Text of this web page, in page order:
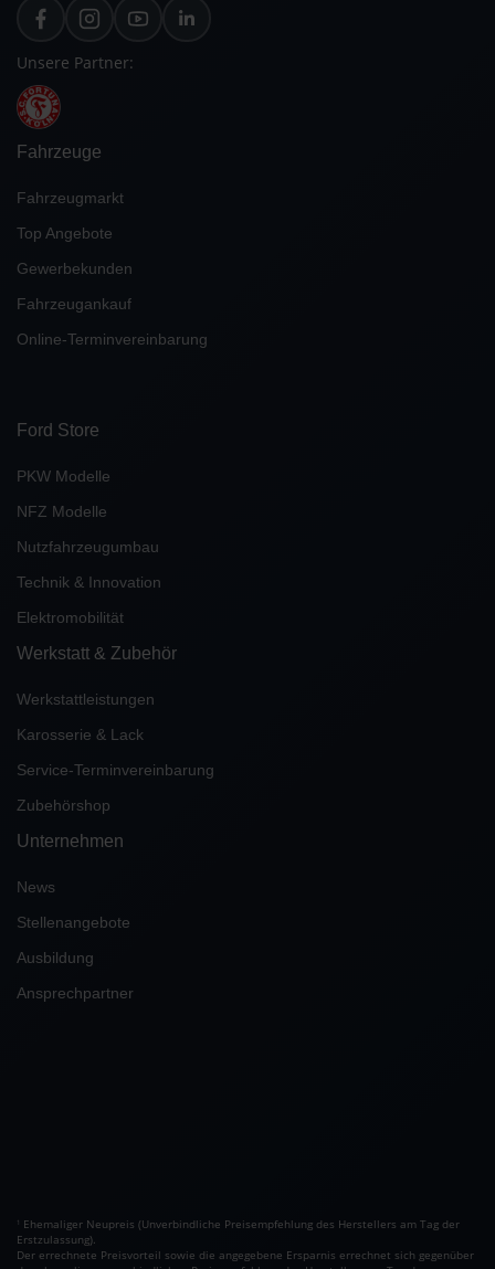
Unsere Partner:
Fahrzeuge
Fahrzeugmarkt
Top Angebote
Gewerbekunden
Fahrzeugankauf
Online-Terminvereinbarung
Ford Store
PKW Modelle
NFZ Modelle
Nutzfahrzeugumbau
Technik & Innovation
Elektromobilität
Werkstatt & Zubehör
Werkstattleistungen
Karosserie & Lack
Service-Terminvereinbarung
Zubehörshop
Unternehmen
News
Stellenangebote
Ausbildung
Ansprechpartner
1 Ehemaliger Neupreis (Unverbindliche Preisempfehlung des Herstellers am Tag der
Erstzulassung).
Der errechnete Preisvorteil sowie die angegebene Ersparnis errechnet sich gegenüber